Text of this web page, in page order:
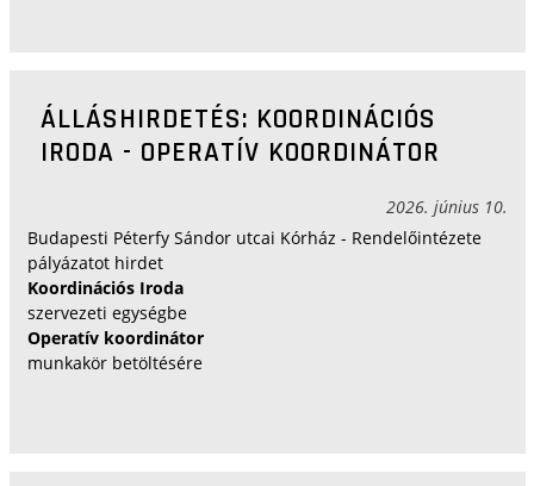
ÁLLÁSHIRDETÉS: KOORDINÁCIÓS
IRODA - OPERATÍV KOORDINÁTOR
2026. június 10.
Budapesti Péterfy Sándor utcai Kórház - Rendelőintézete
pályázatot hirdet
Koordinációs Iroda
szervezeti egységbe
Operatív koordinátor
munkakör betöltésére